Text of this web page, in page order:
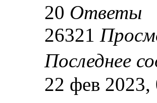
20 Ответы
26321
Последнее
22 фев 2023,